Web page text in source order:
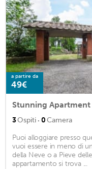
a partire da
49€
3Ospiti · 0Camera
Puoi alloggiare presso
vuoi essere in meno di
della Neve o a Pieve
appartamento si trova ...